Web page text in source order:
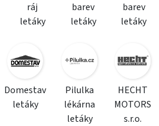
ráj
letáky
barev
letáky
barev
letáky
Domestav
letáky
Pilulka
lékárna
letáky
HECHT
MOTORS
s.r.o.